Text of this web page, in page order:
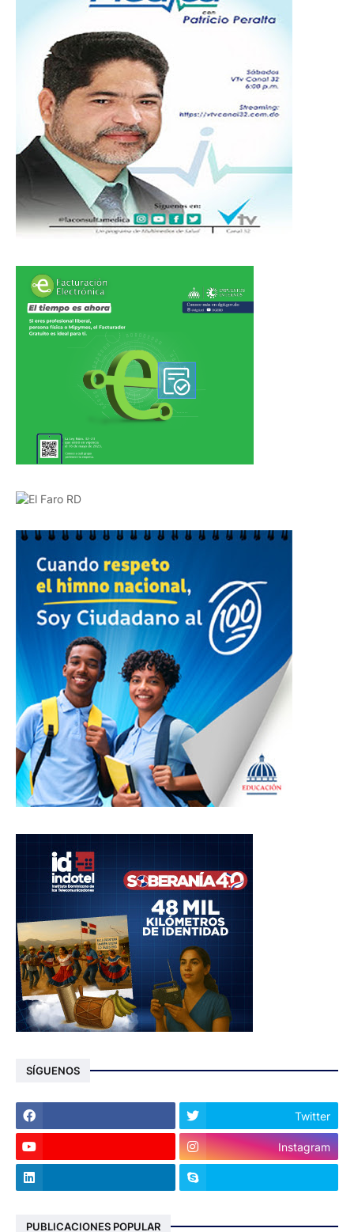
SÍGUENOS
Twitter
Instagram
PUBLICACIONES POPULAR